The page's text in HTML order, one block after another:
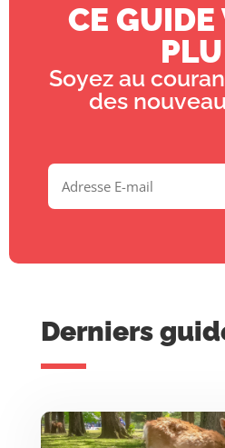
CE GUIDE
Soyez au
des
Derniers